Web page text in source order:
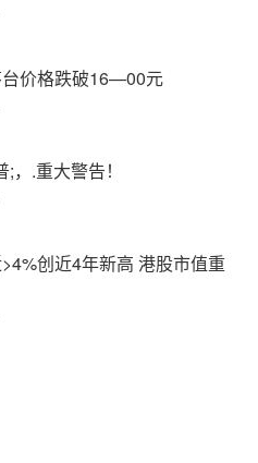
价格跌破16—00元
，.重大警告！
创近4年新高 港股市值重